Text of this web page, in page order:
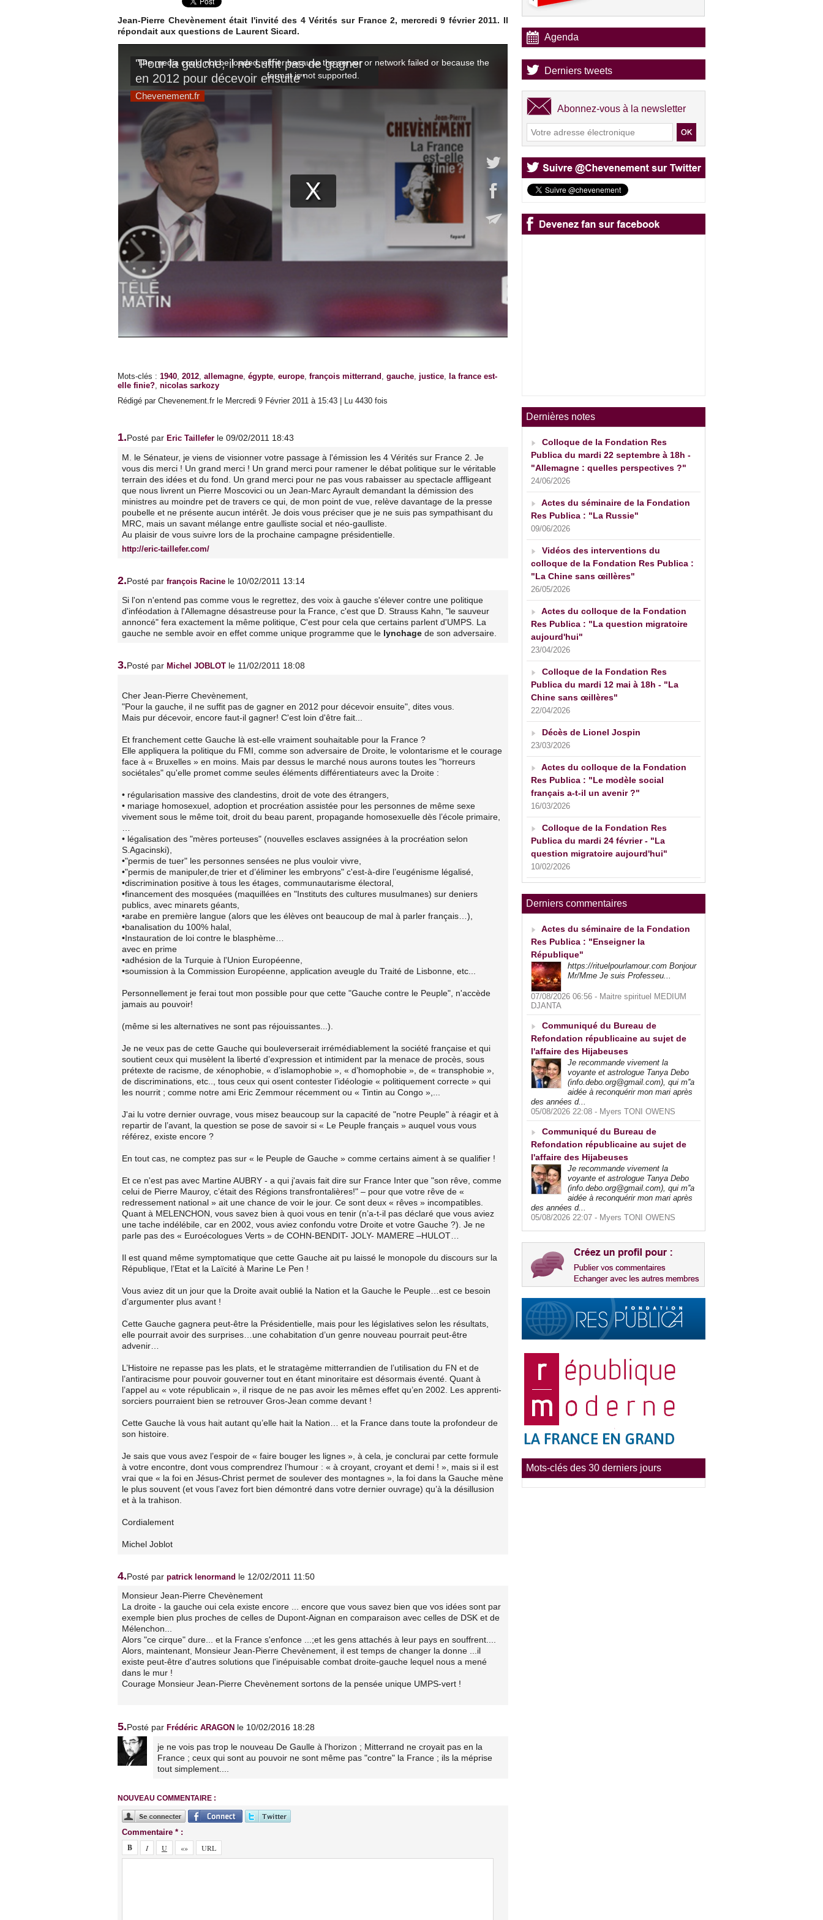
Jean-Pierre Chevènement était l'invité des 4 Vérités sur France 2, mercredi 9 février 2011. Il
répondait aux questions de Laurent Sicard.
Mots-clés : 1940, 2012, allemagne, égypte, europe, françois mitterrand , gauche, justice, la france est-
elle finie?, nicolas sarkozy
Rédigé par Chevenement.fr le Mercredi 9 Février 2011 à 15:43 | Lu 4430 fois
1.Posté par Eric Taillefer le 09/02/2011 18:43
M. le Sénateur, je viens de visionner votre passage à l'émission les 4 Vérités sur France 2. Je
vous dis merci ! Un grand merci ! Un grand merci pour ramener le débat politique sur le véritable
terrain des idées et du fond. Un grand merci pour ne pas vous rabaisser au spectacle affligeant
que nous livrent un Pierre Moscovici ou un Jean-Marc Ayrault demandant la démission des
ministres au moindre pet de travers ce qui, de mon point de vue, relève davantage de la presse
poubelle et ne présente aucun intérêt. Je dois vous préciser que je ne suis pas sympathisant du
MRC, mais un savant mélange entre gaulliste social et néo-gaulliste.
Au plaisir de vous suivre lors de la prochaine campagne présidentielle.
http://eric-taillefer.com/
2.Posté par françois Racine le 10/02/2011 13:14
Si l'on n'entend pas comme vous le regrettez, des voix à gauche s'élever contre une politique
d'inféodation à l'Allemagne désastreuse pour la France, c'est que D. Strauss Kahn, "le sauveur
annoncé" fera exactement la même politique, C'est pour cela que certains parlent d'UMPS. La
gauche ne semble avoir en effet comme unique programme que le lynchage de son adversaire.
3.Posté par Michel JOBLOT le 11/02/2011 18:08
Cher Jean-Pierre Chevènement,
"Pour la gauche, il ne suffit pas de gagner en 2012 pour décevoir ensuite", dites vous.
Mais pur décevoir, encore faut-il gagner! C'est loin d'être fait...
Et franchement cette Gauche là est-elle vraiment souhaitable pour la France ?
Elle appliquera la politique du FMI, comme son adversaire de Droite, le volontarisme et le courage
face à « Bruxelles » en moins. Mais par dessus le marché nous aurons toutes les "horreurs
sociétales" qu'elle promet comme seules éléments différentiateurs avec la Droite :
• régularisation massive des clandestins, droit de vote des étrangers,
• mariage homosexuel, adoption et procréation assistée pour les personnes de même sexe
vivement sous le même toit, droit du beau parent, propagande homosexuelle dès l’école primaire,
• légalisation des "mères porteuses" (nouvelles esclaves assignées à la procréation selon
S.Agacinski),
•"permis de tuer" les personnes sensées ne plus vouloir vivre,
•"permis de manipuler,de trier et d’éliminer les embryons" c'est-à-dire l’eugénisme légalisé,
•discrimination positive à tous les étages, communautarisme électoral,
•financement des mosquées (maquillées en "Instituts des cultures musulmanes) sur deniers
publics, avec minarets géants,
•arabe en première langue (alors que les élèves ont beaucoup de mal à parler français…),
•banalisation du 100% halal,
•Instauration de loi contre le blasphème…
avec en prime
•adhésion de la Turquie à l'Union Européenne,
•soumission à la Commission Européenne, application aveugle du Traité de Lisbonne, etc...
Personnellement je ferai tout mon possible pour que cette "Gauche contre le Peuple", n'accède
jamais au pouvoir!
(même si les alternatives ne sont pas réjouissantes...).
Je ne veux pas de cette Gauche qui bouleverserait irrémédiablement la société française et qui
soutient ceux qui musèlent la liberté d’expression et intimident par la menace de procès, sous
prétexte de racisme, de xénophobie, « d’islamophobie », « d’homophobie », de « transphobie »,
de discriminations, etc.., tous ceux qui osent contester l’idéologie « politiquement correcte » qui
les nourrit ; comme notre ami Eric Zemmour récemment ou « Tintin au Congo »,...
J'ai lu votre dernier ouvrage, vous misez beaucoup sur la capacité de "notre Peuple" à réagir et à
repartir de l’avant, la question se pose de savoir si « Le Peuple français » auquel vous vous
référez, existe encore ?
En tout cas, ne comptez pas sur « le Peuple de Gauche » comme certains aiment à se qualifier !
Et ce n'est pas avec Martine AUBRY - a qui j'avais fait dire sur France Inter que "son rêve, comme
celui de Pierre Mauroy, c’était des Régions transfrontalières!" – pour que votre rêve de «
redressement national » ait une chance de voir le jour. Ce sont deux « rêves » incompatibles.
Quant à MELENCHON, vous savez bien à quoi vous en tenir (n’a-t-il pas déclaré que vous aviez
une tache indélébile, car en 2002, vous aviez confondu votre Droite et votre Gauche ?). Je ne
parle pas des « Euroécologues Verts » de COHN-BENDIT- JOLY- MAMERE –HULOT…
Il est quand même symptomatique que cette Gauche ait pu laissé le monopole du discours sur la
République, l’Etat et la Laïcité à Marine Le Pen !
Vous aviez dit un jour que la Droite avait oublié la Nation et la Gauche le Peuple…est ce besoin
d’argumenter plus avant !
Cette Gauche gagnera peut-être la Présidentielle, mais pour les législatives selon les résultats,
elle pourrait avoir des surprises…une cohabitation d’un genre nouveau pourrait peut-être
advenir…
L’Histoire ne repasse pas les plats, et le stratagème mitterrandien de l’utilisation du FN et de
l’antiracisme pour pouvoir gouverner tout en étant minoritaire est désormais éventé. Quant à
l’appel au « vote républicain », il risque de ne pas avoir les mêmes effet qu’en 2002. Les apprenti-
sorciers pourraient bien se retrouver Gros-Jean comme devant !
Cette Gauche là vous hait autant qu’elle hait la Nation… et la France dans toute la profondeur de
son histoire.
Je sais que vous avez l’espoir de « faire bouger les lignes », à cela, je conclurai par cette formule
à votre encontre, dont vous comprendrez l’humour : « à croyant, croyant et demi ! », mais si il est
vrai que « la foi en Jésus-Christ permet de soulever des montagnes », la foi dans la Gauche mène
le plus souvent (et vous l’avez fort bien démontré dans votre dernier ouvrage) qu’à la désillusion
et à la trahison.
Cordialement
Michel Joblot
4.Posté par patrick lenormand le 12/02/2011 11:50
Monsieur Jean-Pierre Chevènement
La droite - la gauche oui cela existe encore ... encore que vous savez bien que vos idées sont par
exemple bien plus proches de celles de Dupont-Aignan en comparaison avec celles de DSK et de
Mélenchon...
Alors "ce cirque" dure... et la France s'enfonce ...;et les gens attachés à leur pays en souffrent....
Alors, maintenant, Monsieur Jean-Pierre Chevènement, il est temps de changer la donne ...il
existe peut-être d'autres solutions que l'inépuisable combat droite-gauche lequel nous a mené
dans le mur !
Courage Monsieur Jean-Pierre Chevènement sortons de la pensée unique UMPS-vert !
5.Posté par Frédéric ARAGON le 10/02/2016 18:28
je ne vois pas trop le nouveau De Gaulle à l'horizon ; Mitterrand ne croyait pas en la
France ; ceux qui sont au pouvoir ne sont même pas "contre" la France ; ils la méprise
tout simplement....
NOUVEAU COMMENTAIRE :
Commentaire * :
Agenda
Derniers tweets
Abonnez-vous à la newsletter
Dernières notes
Colloque de la Fondation Res
Publica du mardi 22 septembre à 18h -
"Allemagne : quelles perspectives ?"
24/06/2026
Actes du séminaire de la Fondation
Res Publica : "La Russie"
09/06/2026
Vidéos des interventions du
colloque de la Fondation Res Publica :
"La Chine sans œillères"
26/05/2026
Actes du colloque de la Fondation
Res Publica : "La question migratoire
aujourd'hui"
23/04/2026
Colloque de la Fondation Res
Publica du mardi 12 mai à 18h - "La
Chine sans œillères"
22/04/2026
Décès de Lionel Jospin
23/03/2026
Actes du colloque de la Fondation
Res Publica : "Le modèle social
français a-t-il un avenir ?"
16/03/2026
Colloque de la Fondation Res
Publica du mardi 24 février - "La
question migratoire aujourd'hui"
10/02/2026
Derniers commentaires
Actes du séminaire de la Fondation
Res Publica : "Enseigner la
République"
https://rituelpourlamour.com Bonjour
Mr/Mme Je suis Professeu...
07/08/2026 06:56 - Maitre spirituel MEDIUM
DJANTA
Communiqué du Bureau de
Refondation républicaine au sujet de
l'affaire des Hijabeuses
Je recommande vivement la
voyante et astrologue Tanya Debo
(info.debo.org@gmail.com), qui m''a
aidée à reconquérir mon mari après
des années d...
05/08/2026 22:08 - Myers TONI OWENS
Communiqué du Bureau de
Refondation républicaine au sujet de
l'affaire des Hijabeuses
Je recommande vivement la
voyante et astrologue Tanya Debo
(info.debo.org@gmail.com), qui m''a
aidée à reconquérir mon mari après
des années d...
05/08/2026 22:07 - Myers TONI OWENS
Mots-clés des 30 derniers jours